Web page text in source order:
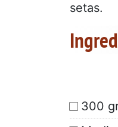
setas.
300